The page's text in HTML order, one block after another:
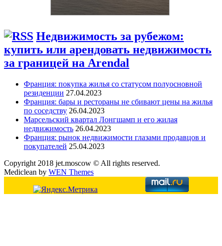
Недвижимость за рубежом:
купить или арендовать недвижимость
за границей на Arendal
Франция: покупка жилья со статусом полуосновной
резиденции 27.04.2023
Франция: бары и рестораны не сбивают цены на жилья
по соседству 26.04.2023
Марсельский квартал Лонгшамп и его жилая
недвижимость 26.04.2023
Франция: рынок недвижимости глазами продавцов и
покупателей 25.04.2023
Copyright 2018 jet.moscow © All rights reserved.
Mediclean by WEN Themes